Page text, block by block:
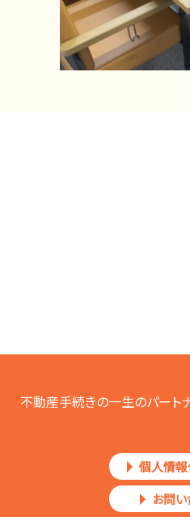
不動産手続きの一生のパート
個人情
お問